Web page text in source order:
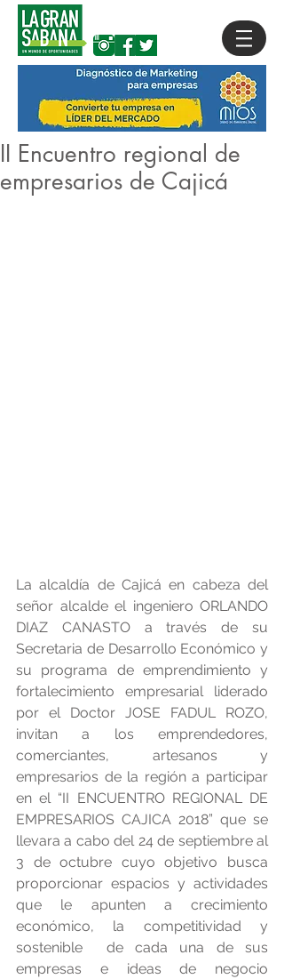
II Encuentro regional de
empresarios de Cajicá
La alcaldía de Cajicá en cabeza del
señor alcalde el ingeniero ORLANDO
DIAZ CANASTO a través de su
Secretaria de Desarrollo Económico y
su programa de emprendimiento y
fortalecimiento empresarial liderado
por el Doctor JOSE FADUL ROZO,
invitan a los emprendedores,
comerciantes, artesanos y
empresarios de la región a participar
en el “II ENCUENTRO REGIONAL DE
EMPRESARIOS CAJICA 2018” que se
llevara a cabo del 24 de septiembre al
3 de octubre cuyo objetivo busca
proporcionar espacios y actividades
que le apunten a crecimiento
económico, la competitividad y
sostenible  de cada una de sus
empresas e ideas de negocio